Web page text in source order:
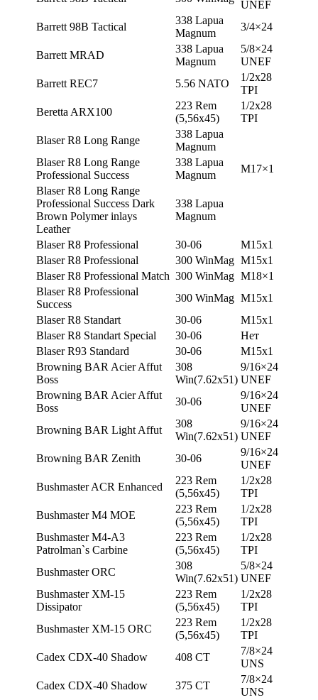
UNEF
Barrett 98B Tactical
338 Lapua
Magnum
3/4×24
Barrett MRAD
338 Lapua
Magnum
5/8×24
UNEF
Barrett REC7
5.56 NATO
1/2х28
TPI
Beretta ARX100
223 Rem
(5,56х45)
1/2х28
TPI
Blaser R8 Long Range
338 Lapua
Magnum
Blaser R8 Long Range
Professional Success
338 Lapua
Magnum
М17×1
Blaser R8 Long Range
Professional Success Dark
Brown Polymer inlays
Leather
338 Lapua
Magnum
Blaser R8 Professional 30-06
М15х1
Blaser R8 Professional
300 WinMag М15х1
Blaser R8 Professional Match 300 WinMag М18×1
Blaser R8 Professional
Success
300 WinMag М15х1
Blaser R8 Standart
30-06
М15х1
Blaser R8 Standart Special
30-06
Нет
Blaser R93 Standard
30-06
М15х1
Browning BAR Acier Affut
Boss
308
Win(7.62х51)
9/16×24
UNEF
Browning BAR Acier Affut
Boss
30-06
9/16×24
UNEF
Browning BAR Light Affut
308
Win(7.62х51)
9/16×24
UNEF
Browning BAR Zenith
30-06
9/16×24
UNEF
Bushmaster ACR Enhanced
223 Rem
(5,56х45)
1/2х28
TPI
Bushmaster M4 MOE
223 Rem
(5,56х45)
1/2х28
TPI
Bushmaster M4-A3
Patrolman`s Carbine
223 Rem
(5,56х45)
1/2х28
TPI
Bushmaster ORC
308
Win(7.62х51)
5/8×24
UNEF
Bushmaster XM-15
Dissipator
223 Rem
(5,56х45)
1/2х28
TPI
Bushmaster XM-15 ORC
223 Rem
(5,56х45)
1/2х28
TPI
Cadex CDX-40 Shadow
408 CT
7/8×24
UNS
Cadex CDX-40 Shadow
375 CT
7/8×24
UNS